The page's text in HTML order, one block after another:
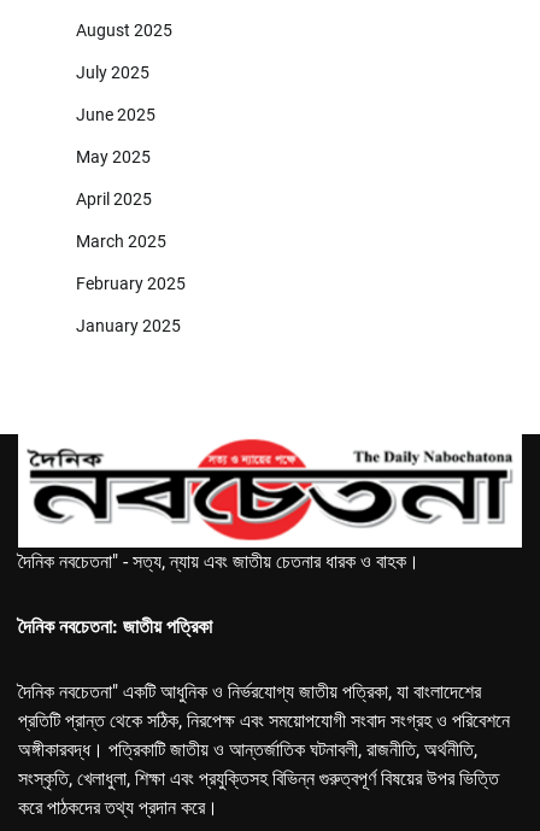
August 2025
July 2025
June 2025
May 2025
April 2025
March 2025
February 2025
January 2025
দৈনিক নবচেতনা" - সত্য, ন্যায় এবং জাতীয় চেতনার ধারক ও বাহক।
দৈনিক নবচেতনা: জাতীয় পত্রিকা
দৈনিক নবচেতনা" একটি আধুনিক ও নির্ভরযোগ্য জাতীয় পত্রিকা, যা বাংলাদেশের
প্রতিটি প্রান্ত থেকে সঠিক, নিরপেক্ষ এবং সময়োপযোগী সংবাদ সংগ্রহ ও পরিবেশনে
অঙ্গীকারবদ্ধ। পত্রিকাটি জাতীয় ও আন্তর্জাতিক ঘটনাবলী, রাজনীতি, অর্থনীতি,
সংস্কৃতি, খেলাধুলা, শিক্ষা এবং প্রযুক্তিসহ বিভিন্ন গুরুত্বপূর্ণ বিষয়ের উপর ভিত্তি
করে পাঠকদের তথ্য প্রদান করে।